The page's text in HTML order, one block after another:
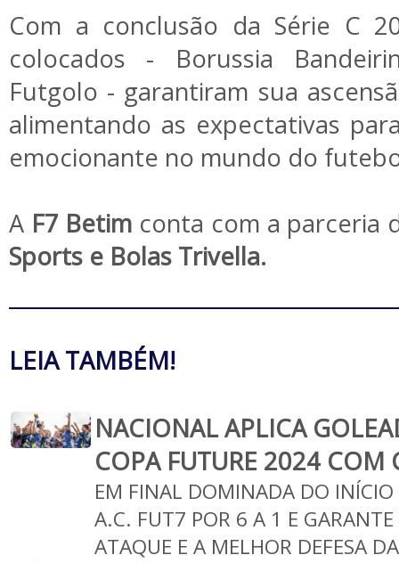
Com a conclusão da Série C
colocados - Borussia
Futgolo - garantiram sua
alimentando as expectativas
emocionante no mundo do
A F7 Betim conta com a parceria
Sports e Bolas Trivella.
LEIA TAMBÉM!
NACIONAL APLICA
COPA FUTURE 2024
EM FINAL DOMINADA DO
A.C. FUT7 POR 6 A 1 E
ATAQUE E A MELHOR DEFESA